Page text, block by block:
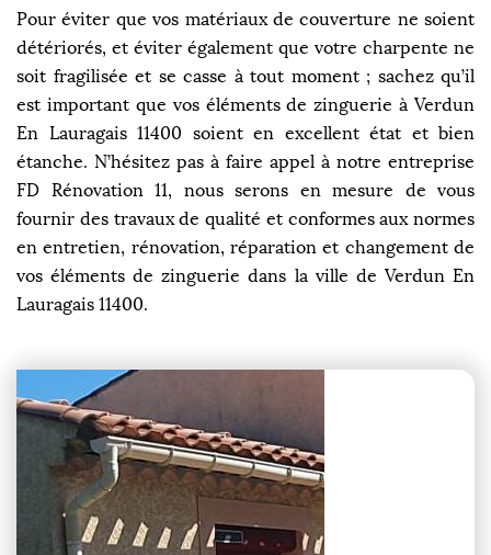
Pour éviter que vos matériaux de couverture ne soient
détériorés, et éviter également que votre charpente ne
soit fragilisée et se casse à tout moment ; sachez qu’il
est important que vos éléments de zinguerie à Verdun
En Lauragais 11400 soient en excellent état et bien
étanche. N’hésitez pas à faire appel à notre entreprise
FD Rénovation 11, nous serons en mesure de vous
fournir des travaux de qualité et conformes aux normes
en entretien, rénovation, réparation et changement de
vos éléments de zinguerie dans la ville de Verdun En
Lauragais 11400.